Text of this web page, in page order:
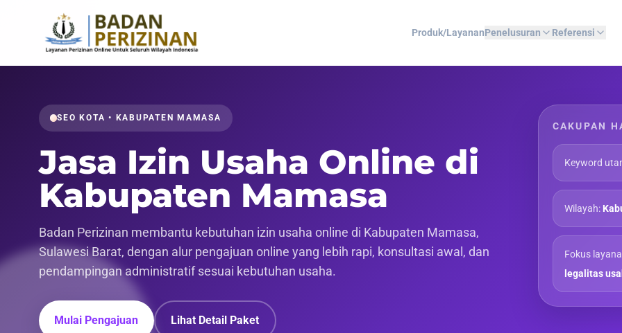
Produk/LayananPenelusuran Referensi
SEO KOTA • KABUPATEN MAMASA
Jasa Izin Usaha Online di
Kabupaten Mamasa
Badan Perizinan membantu kebutuhan izin usaha online di Kabupaten Mamasa,
Sulawesi Barat, dengan alur pengajuan online yang lebih rapi, konsultasi awal, dan
pendampingan administratif sesuai kebutuhan usaha.
Mulai Pengajuan Lihat Detail Paket
CAKUPAN
Keyword
Wilayah:
Fokus
legalitas